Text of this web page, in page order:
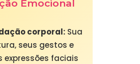
Emocional
corporal:Sua
seus gestos e
expressões faciais